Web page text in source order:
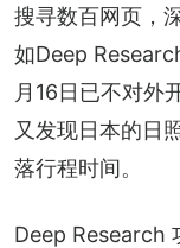
搜寻数百网页，
如Deep
月16日已不对外
又发现日本的日
落行程时间。
Deep Research